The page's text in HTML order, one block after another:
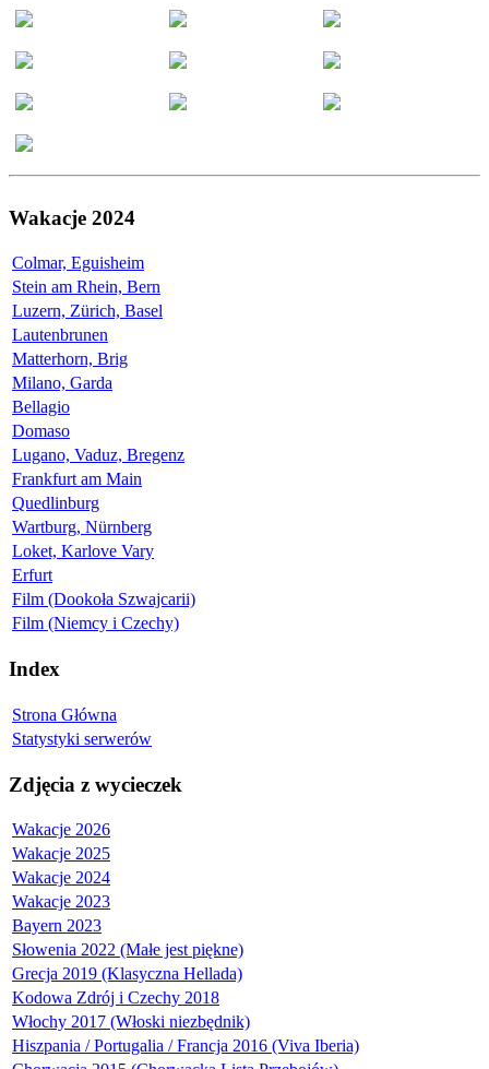
Wakacje 2024
Colmar, Eguisheim
Stein am Rhein, Bern
Luzern, Zürich, Basel
Lautenbrunen
Matterhorn, Brig
Milano, Garda
Bellagio
Domaso
Lugano, Vaduz, Bregenz
Frankfurt am Main
Quedlinburg
Wartburg, Nürnberg
Loket, Karlove Vary
Erfurt
Film (Dookoła Szwajcarii)
Film (Niemcy i Czechy)
Index
Strona Główna
Statystyki serwerów
Zdjęcia z wycieczek
Wakacje 2026
Wakacje 2025
Wakacje 2024
Wakacje 2023
Bayern 2023
Słowenia 2022 (Małe jest piękne)
Grecja 2019 (Klasyczna Hellada)
Kodowa Zdrój i Czechy 2018
Włochy 2017 (Włoski niezbędnik)
Hiszpania / Portugalia / Francja 2016 (Viva Iberia)